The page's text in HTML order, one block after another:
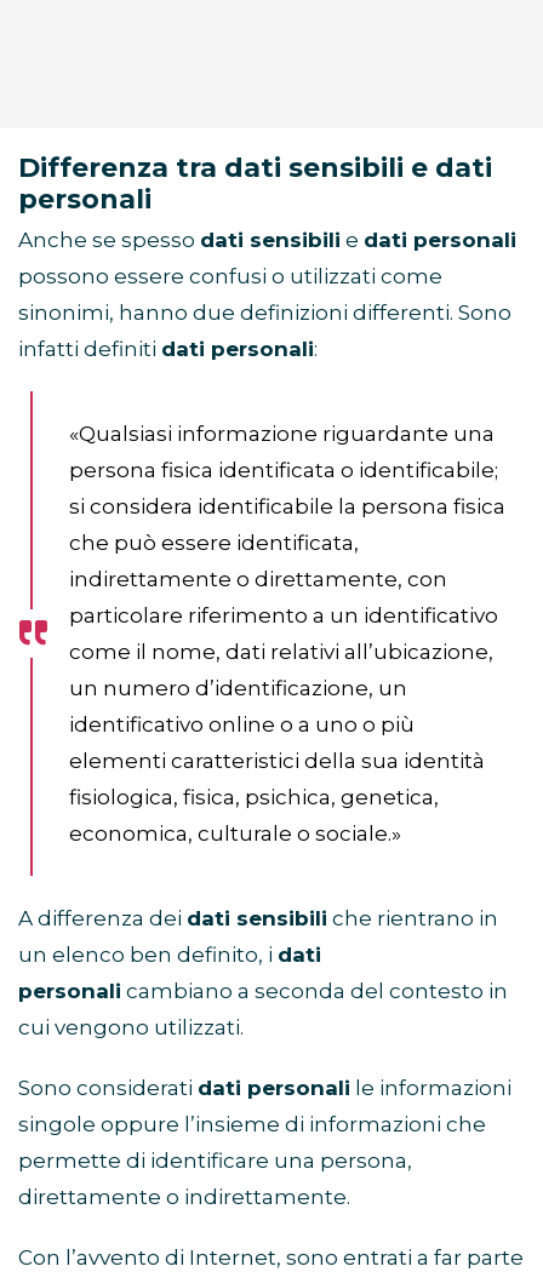
Differenza tra dati sensibili e dati
personali
Anche se spesso dati sensibili e dati personali
possono essere confusi o utilizzati come
sinonimi, hanno due definizioni differenti. Sono
infatti definiti dati personali:
«Qualsiasi informazione riguardante una
persona fisica identificata o identificabile;
si considera identificabile la persona fisica
che può essere identificata,
indirettamente o direttamente, con
particolare riferimento a un identificativo
come il nome, dati relativi all’ubicazione,
un numero d’identificazione, un
identificativo online o a uno o più
elementi caratteristici della sua identità
fisiologica, fisica, psichica, genetica,
economica, culturale o sociale.»
A differenza dei dati sensibili che rientrano in
un elenco ben definito, i dati
personali cambiano a seconda del contesto in
cui vengono utilizzati.
Sono considerati dati personali le informazioni
singole oppure l’insieme di informazioni che
permette di identificare una persona,
direttamente o indirettamente.
Con l’avvento di Internet, sono entrati a far parte